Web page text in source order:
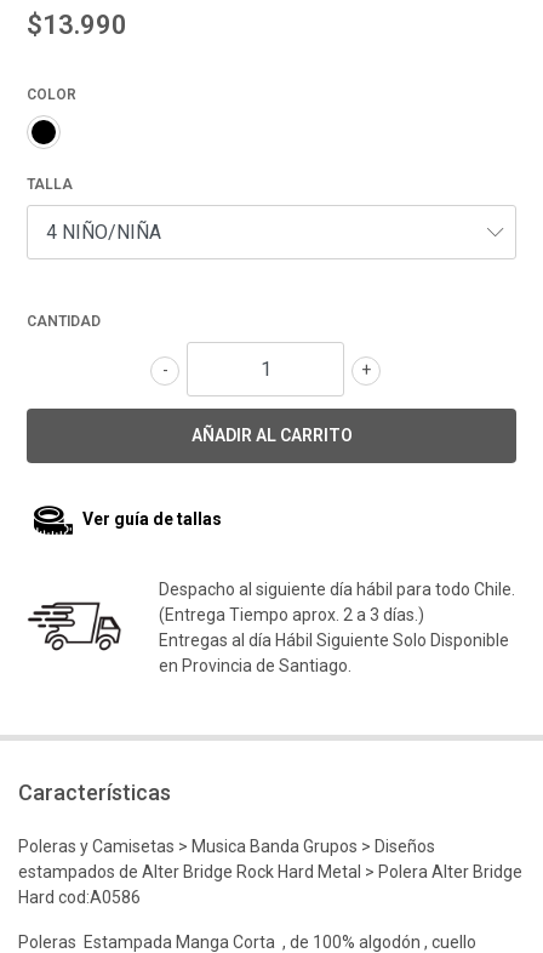
$13.990
COLOR
TALLA
CANTIDAD
+
-
Ver guía de tallas
Despacho al siguiente día hábil para todo Chile.
(Entrega Tiempo aprox. 2 a 3 días.)
Entregas al día Hábil Siguiente Solo Disponible
en Provincia de Santiago.
Características
Poleras y Camisetas > Musica Banda Grupos > Diseños
estampados de Alter Bridge Rock Hard Metal > Polera Alter Bridge
Hard cod:A0586
Poleras Estampada Manga Corta , de 100% algodón , cuello